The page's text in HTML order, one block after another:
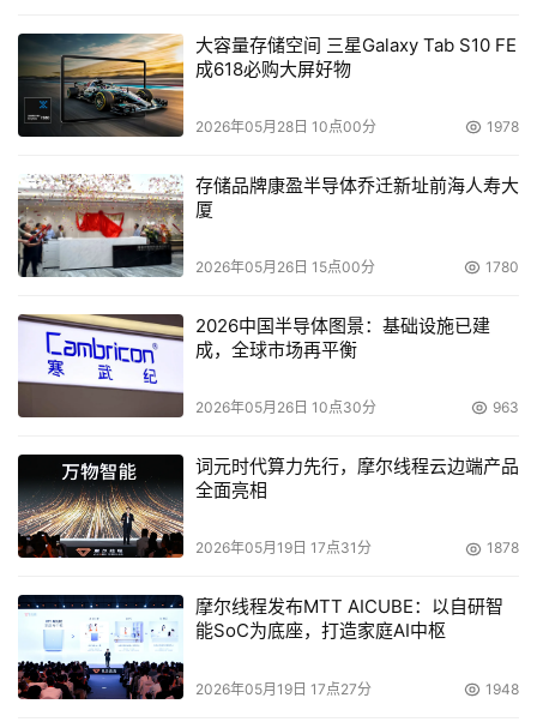
大容量存储空间 三星Galaxy Tab S10 FE
成618必购大屏好物
2026年05月28日 10点00分 1978
存储品牌康盈半导体乔迁新址前海人寿大
厦
2026年05月26日 15点00分 1780
2026中国半导体图景：基础设施已建
成，全球市场再平衡
2026年05月26日 10点30分 963
词元时代算力先行，摩尔线程云边端产品
全面亮相
2026年05月19日 17点31分 1878
摩尔线程发布MTT AICUBE：以自研智
能SoC为底座，打造家庭AI中枢
2026年05月19日 17点27分 1948